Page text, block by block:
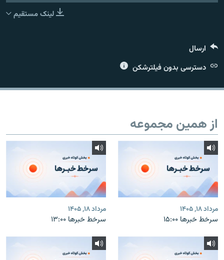
لینک مستقیم
ارسال
دسترسی بدون فیلترشکن
از همین مجموعه
مرداد ۱۸, ۱۴۰۵
سرخط خبرها ۱۵:۰۰
مرداد ۱۸, ۱۴۰۵
سرخط خبرها ۱۳:۰۰